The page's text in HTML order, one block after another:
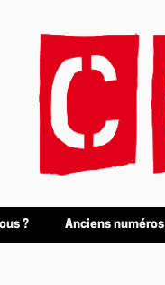
? Anciens numéros